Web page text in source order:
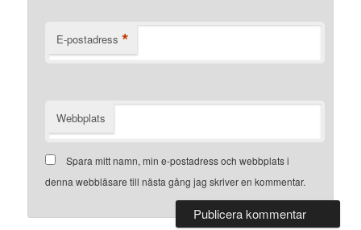
E-postadress *
Webbplats
Spara mitt namn, min e-postadress och webbplats i
denna webbläsare till nästa gång jag skriver en kommentar.